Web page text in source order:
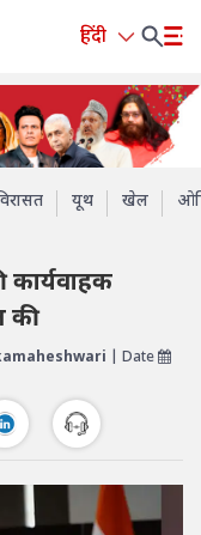
हिंदी
यूथ खेल
कार्यवाहक
की
| Date